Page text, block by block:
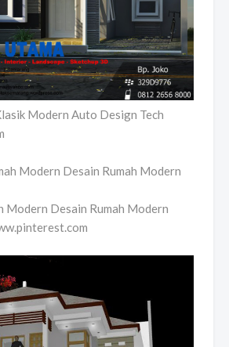
Modern Auto Design Tech
Modern Desain Rumah Modern